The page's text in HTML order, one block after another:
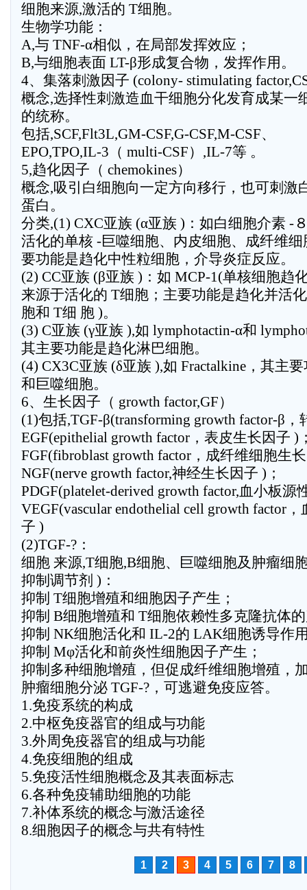
细胞来源,激活的 T细胞。
生物学功能：
A,与 TNF-α相似，在局部发挥效应；
B,与细胞表面 LT-β形成复合物，发挥作用。
4、集落刺激因子 (colony- stimulating
概念,选择性刺激造血干细胞分化发育成某一
的统称。
包括,SCF,Flt3L,GM-CSF,G-CSF,M-CSF、
EPO,TPO,IL-3（ multi-CSF）,IL-7等 。
5,趋化因子（ chemokines）
概念,吸引白细胞向一定方向移行，也可刺激
蛋白。
分类,(1) CXC亚族 (α亚族 )：如白细胞介素 -
活化的单核 -巨噬细胞、内皮细胞、成纤维
要功能是趋化中性粒细胞，介导炎症反应。
(2) CC亚族 (β亚族 )：如 MCP-1(单核细胞趋
来源于活化的 T细胞；主要功能是趋化并活
胞和 T细 胞 )。
(3) C亚族 (γ亚族 ),如 lymphotactin-α和
其主要功能是趋化淋巴细胞。
(4) CX3C亚族 (δ亚族 ),如 Fractalkine，其主
和巨噬细胞。
6、生长因子（ growth factor,GF）
(1)包括,TGF-β(transforming growth factor-β
EGF(epithelial growth factor，表皮生长因子 )
FGF(fibroblast growth factor，成纤维细胞生
NGF(nerve growth factor,神经生长因子 )；
PDGF(platelet-derived growth factor,血小板源
VEGF(vascular endothelial cell growth factor
子 )
(2)TGF-?：
细胞 来源,T细胞,B细胞、巨噬细胞及肿瘤细
抑制调节剂 )：
抑制 T细胞增殖和细胞因子产生；
抑制 B细胞增殖和 T细胞依赖性多克隆抗体
抑制 NK细胞活化和 IL-2的 LAK细胞诱导作
抑制 Mφ活化和前炎性细胞因子产生；
抑制多种细胞增殖，但促成纤维细胞增殖，
肿瘤细胞分泌 TGF-?，可逃避免疫应答。
1.免疫系统的构成
2.中枢免疫器官的组成与功能
3.外周免疫器官的组成与功能
4.免疫细胞的组成
5.免疫活性细胞概念及其表面标志
6.各种免疫辅助细胞的功能
7.补体系统的概念与激活途径
8.细胞因子的概念与共有特性
1 2 3 4 5 6 7 8